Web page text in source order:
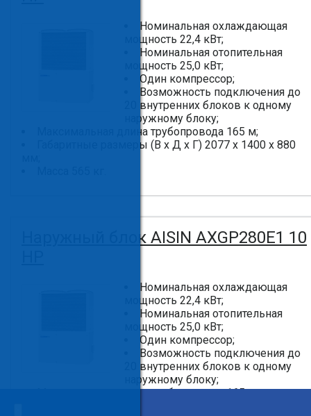
Номинальная охлаждающая
мощность 22,4 кВт;
Номинальная отопительная
мощность 25,0 кВт;
Один компрессор;
Возможность подключения до
20 внутренних блоков к одному
наружному блоку;
Максимальная длина трубопровода 165 м;
Габаритные размеры (В x Д x Г) 2077 x 1400 x 880
Наружный блок AISIN AXGP280E1 10
Номинальная охлаждающая
мощность 22,4 кВт;
Номинальная отопительная
мощность 25,0 кВт;
Один компрессор;
Возможность подключения до
20 внутренних блоков к одному
наружному блоку;
Максимальная длина трубопровода 165 м;